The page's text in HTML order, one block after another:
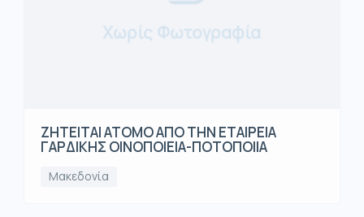
Χωρίς Φωτογραφία
ΖΗΤΕΙΤΑΙ ΑΤΟΜΟ ΑΠΟ ΤΗΝ ΕΤΑΙΡΕΙΑ
ΓΑΡΔΙΚΗΣ ΟΙΝΟΠΟΙΕΙΑ-ΠΟΤΟΠΟΙΙΑ
Μακεδονία